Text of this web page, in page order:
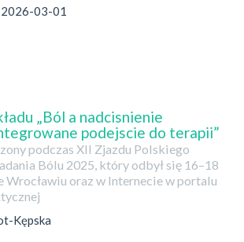
2026-03-01
„Ból a nadcisnienie
podejscie do terapii”
podczas XII Zjazdu Polskiego
Bólu 2025, który odbył się 16–18
Wrocławiu oraz w Internecie w portalu
Kępska